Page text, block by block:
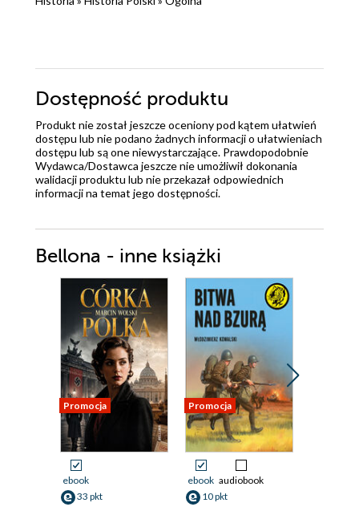
Dostępność produktu
Produkt nie został jeszcze oceniony pod kątem ułatwień
dostępu lub nie podano żadnych informacji o ułatwieniach
dostępu lub są one niewystarczające. Prawdopodobnie
Wydawca/Dostawca jeszcze nie umożliwił dokonania
walidacji produktu lub nie przekazał odpowiednich
informacji na temat jego dostępności.
Bellona - inne książki
Promocja
ebook
33 pkt
Promocja
ebook audiobook
10 pkt